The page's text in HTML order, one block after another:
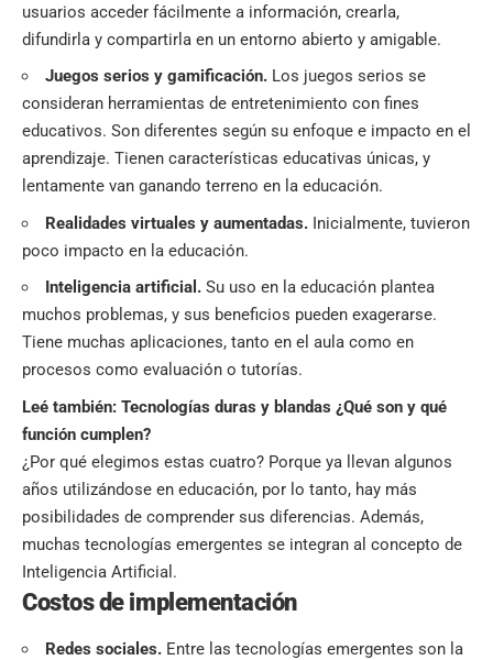
usuarios acceder fácilmente a información, crearla,
difundirla y compartirla en un entorno abierto y amigable.
Juegos serios y gamificación. Los juegos serios se
consideran herramientas de entretenimiento con fines
educativos. Son diferentes según su enfoque e impacto en el
aprendizaje. Tienen características educativas únicas, y
lentamente van ganando terreno en la educación.
Realidades virtuales y aumentadas. Inicialmente, tuvieron
poco impacto en la educación.
Inteligencia artificial. Su uso en la educación plantea
muchos problemas, y sus beneficios pueden exagerarse.
Tiene muchas aplicaciones, tanto en el aula como en
procesos como evaluación o tutorías.
Leé también: Tecnologías duras y blandas ¿Qué son y qué
función cumplen?
¿Por qué elegimos estas cuatro? Porque ya llevan algunos
años utilizándose en educación, por lo tanto, hay más
posibilidades de comprender sus diferencias. Además,
muchas tecnologías emergentes se integran al concepto de
Inteligencia Artificial.
Costos de implementación
Redes sociales. Entre las tecnologías emergentes son la